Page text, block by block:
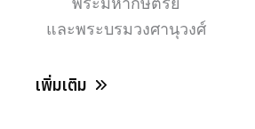
และพระบรมวงศานุวงศ์
เพิ่มเติม